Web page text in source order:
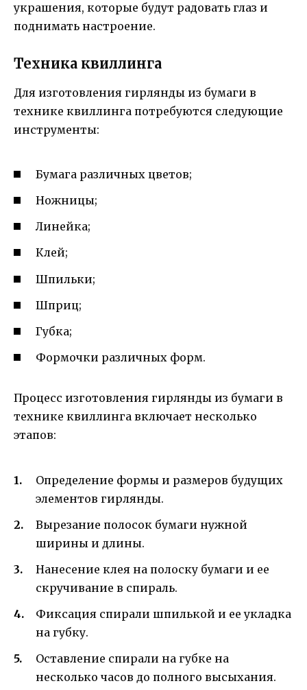
украшения, которые будут радовать глаз и
поднимать настроение.
Техника квиллинга
Для изготовления гирлянды из бумаги в
технике квиллинга потребуются следующие
инструменты:
Бумага различных цветов;
Ножницы;
Линейка;
Клей;
Шпильки;
Шприц;
Губка;
Формочки различных форм.
Процесс изготовления гирлянды из бумаги в
технике квиллинга включает несколько
этапов:
Определение формы и размеров будущих
элементов гирлянды.
Вырезание полосок бумаги нужной
ширины и длины.
Нанесение клея на полоску бумаги и ее
скручивание в спираль.
Фиксация спирали шпилькой и ее укладка
на губку.
Оставление спирали на губке на
несколько часов до полного высыхания.